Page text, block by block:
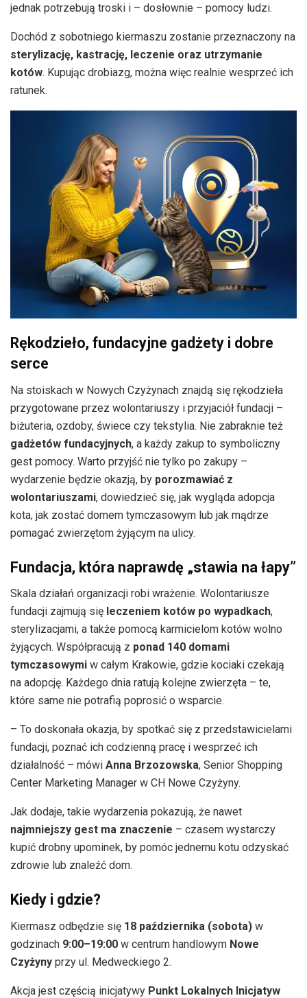
jednak potrzebują troski i – dosłownie – pomocy ludzi.
Dochód z sobotniego kiermaszu zostanie przeznaczony na
sterylizację, kastrację, leczenie oraz utrzymanie
kotów. Kupując drobiazg, można więc realnie wesprzeć ich
ratunek.
Rękodzieło, fundacyjne gadżety i dobre
serce
Na stoiskach w Nowych Czyżynach znajdą się rękodzieła
przygotowane przez wolontariuszy i przyjaciół fundacji –
biżuteria, ozdoby, świece czy tekstylia. Nie zabraknie też
gadżetów fundacyjnych, a każdy zakup to symboliczny
gest pomocy. Warto przyjść nie tylko po zakupy –
wydarzenie będzie okazją, by porozmawiać z
wolontariuszami, dowiedzieć się, jak wygląda adopcja
kota, jak zostać domem tymczasowym lub jak mądrze
pomagać zwierzętom żyjącym na ulicy.
Fundacja, która naprawdę „stawia na łapy”
Skala działań organizacji robi wrażenie. Wolontariusze
fundacji zajmują się leczeniem kotów po wypadkach,
sterylizacjami, a także pomocą karmicielom kotów wolno
żyjących. Współpracują z ponad 140 domami
tymczasowymi w całym Krakowie, gdzie kociaki czekają
na adopcję. Każdego dnia ratują kolejne zwierzęta – te,
które same nie potrafią poprosić o wsparcie.
– To doskonała okazja, by spotkać się z przedstawicielami
fundacji, poznać ich codzienną pracę i wesprzeć ich
działalność – mówi Anna Brzozowska, Senior Shopping
Center Marketing Manager w CH Nowe Czyżyny.
Jak dodaje, takie wydarzenia pokazują, że nawet
najmniejszy gest ma znaczenie – czasem wystarczy
kupić drobny upominek, by pomóc jednemu kotu odzyskać
zdrowie lub znaleźć dom.
Kiedy i gdzie?
Kiermasz odbędzie się 18 października (sobota) w
godzinach 9:00–19:00 w centrum handlowym Nowe
Czyżyny przy ul. Medweckiego 2.
Akcja jest częścią inicjatywy Punkt Lokalnych Inicjatyw